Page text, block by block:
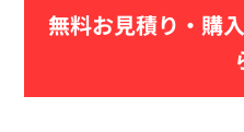
無料お見積り・ 購